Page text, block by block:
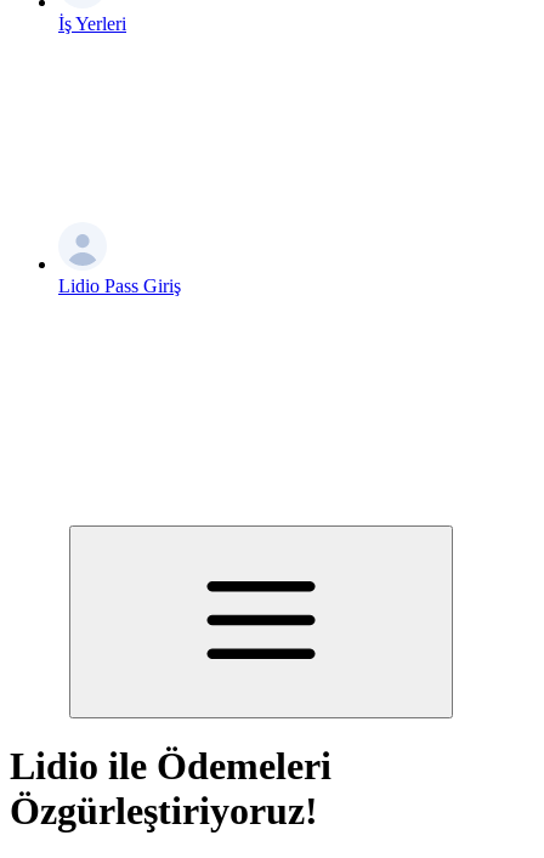
İş Yerleri
Lidio Pass Giriş
Lidio ile Ödemeleri
Özgürleştiriyoruz!